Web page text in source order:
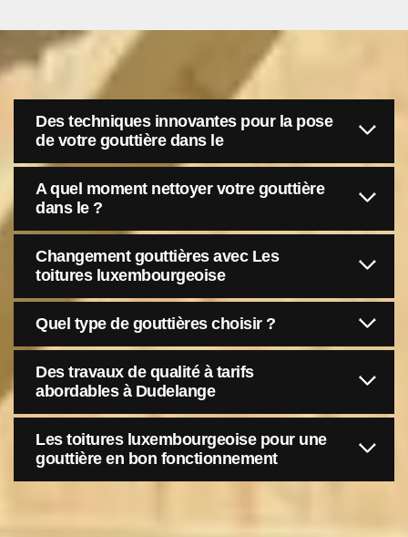
Des techniques innovantes pour la pose
de votre gouttière dans le
A quel moment nettoyer votre gouttière
dans le ?
Changement gouttières avec Les
toitures luxembourgeoise
Quel type de gouttières choisir ?
Des travaux de qualité à tarifs
abordables à Dudelange
Les toitures luxembourgeoise pour une
gouttière en bon fonctionnement